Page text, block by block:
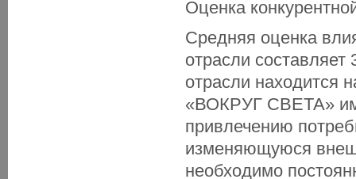
Оценка
Средняя оценка
отрасли
отрасли находится
«ВОКРУГ СВЕТА»
привлечению
изменяющуюся
необходимо